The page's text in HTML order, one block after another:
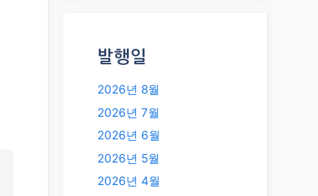
발행일
2026년 8월
2026년 7월
2026년 6월
2026년 5월
2026년 4월